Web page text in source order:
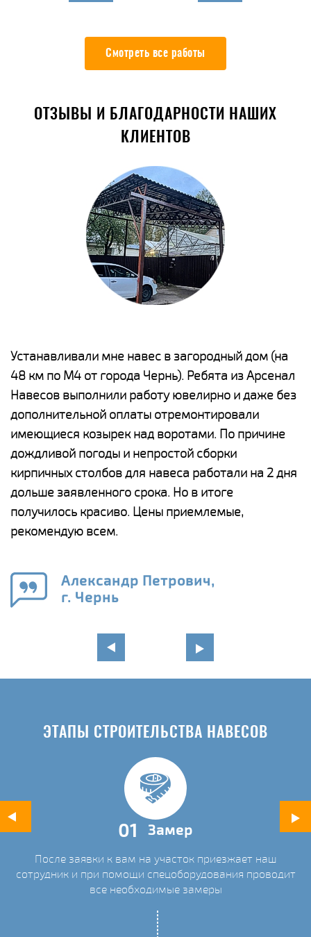
Смотреть все работы
ОТЗЫВЫ И БЛАГОДАРНОСТИ НАШИХ
КЛИЕНТОВ
Устанавливали мне навес в загородный дом (на
48 км по М4 от города Чернь). Ребята из Арсенал
Навесов выполнили работу ювелирно и даже без
дополнительной оплаты отремонтировали
имеющиеся козырек над воротами. По причине
дождливой погоды и непростой сборки
кирпичных столбов для навеса работали на 2 дня
дольше заявленного срока. Но в итоге
получилось красиво. Цены приемлемые,
рекомендую всем.
Александр Петрович,
г. Чернь
ЭТАПЫ СТРОИТЕЛЬСТВА НАВЕСОВ
01 Замер
После заявки к вам на участок приезжает наш
сотрудник и при помощи спецоборудования проводит
все необходимые замеры